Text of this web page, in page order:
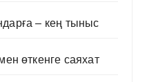
– кең тыныс
өткенге саяхат